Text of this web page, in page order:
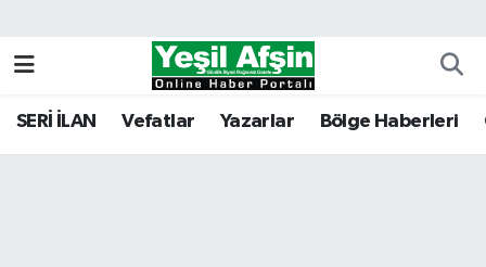
SERİ İLAN Vefatlar Yazarlar Bölge Haberleri
Kahramanmaraş Nöbetçi Eczaneler